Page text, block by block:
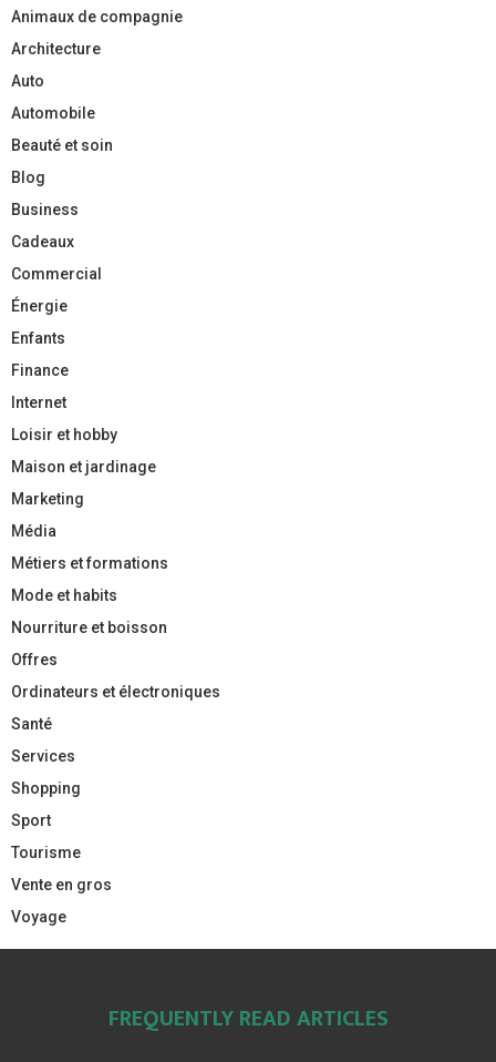
Animaux de compagnie
Architecture
Auto
Automobile
Beauté et soin
Blog
Business
Cadeaux
Commercial
Énergie
Enfants
Finance
Internet
Loisir et hobby
Maison et jardinage
Marketing
Média
Métiers et formations
Mode et habits
Nourriture et boisson
Offres
Ordinateurs et électroniques
Santé
Services
Shopping
Sport
Tourisme
Vente en gros
Voyage
FREQUENTLY READ ARTICLES